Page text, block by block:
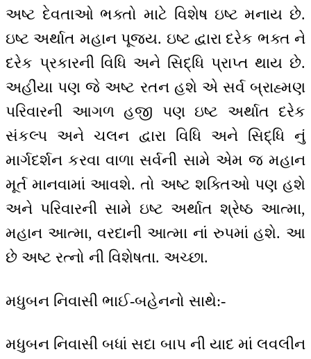
અષ્ટ દેવતાઓ ભક્તો માટે વિશેષ ઇષ્ટ મનાય છે.
ઇષ્ટ અર્થાત મહાન પૂજ્ય. ઇષ્ટ દ્વારા દરેક ભક્ત ને
દરેક પ્રકારની વિધિ અને સિદ્ધિ પ્રાપ્ત થાય છે.
અહીંયા પણ જે અષ્ટ રતન હશે એ સર્વ બ્રાહ્મણ
પરિવારની આગળ હજી પણ ઇષ્ટ અર્થાત દરેક
સંકલ્પ અને ચલન દ્વારા વિધિ અને સિદ્ધિ નું
માર્ગદર્શન કરવા વાળા સર્વની સામે એમ જ મહાન
મૂર્ત માનવામાં આવશે. તો અષ્ટ શક્તિઓ પણ હશે
અને પરિવારની સામે ઇષ્ટ અર્થાત શ્રેષ્ઠ આત્મા,
મહાન આત્મા, વરદાની આત્મા નાં રુપમાં હશે. આ
છે અષ્ટ રત્નો ની વિશેષતા. અચ્છા.
મધુબન નિવાસી ભાઈ-બહેનનો સાથે:-
મધુબન નિવાસી બધાં સદા બાપ ની યાદ માં લવલીન